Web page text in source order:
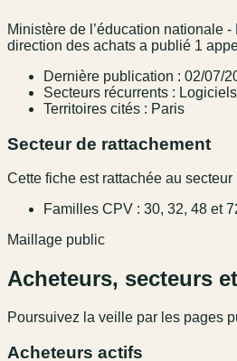
Ministère de l’éducation nationale
direction des achats a publié 1
Dernière publication : 02/07/
Secteurs récurrents :
Territoires cités : Paris
Secteur de rattachement
Cette fiche est rattachée au
Familles CPV : 30, 32, 48 et
Maillage public
Acheteurs, secteurs
Poursuivez la veille par les pages
Acheteurs actifs